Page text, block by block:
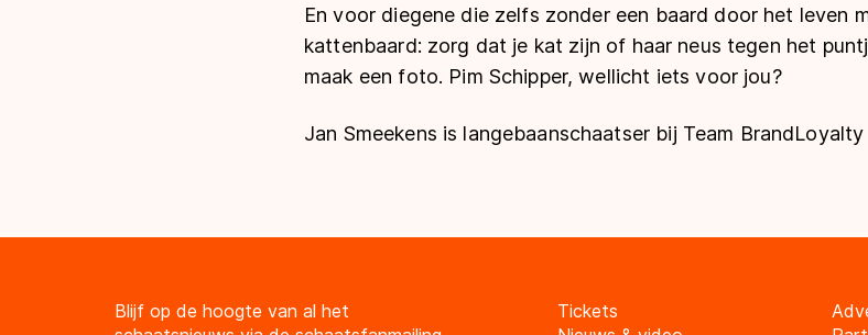
En voor diegene die zelfs zonder een baard door het leven
kattenbaard: zorg dat je kat zijn of haar neus tegen het
maak een foto. Pim Schipper, wellicht iets voor jou?
Jan Smeekens is langebaanschaatser bij Team BrandLoyalty
Blijf op de hoogte van al het
Tickets